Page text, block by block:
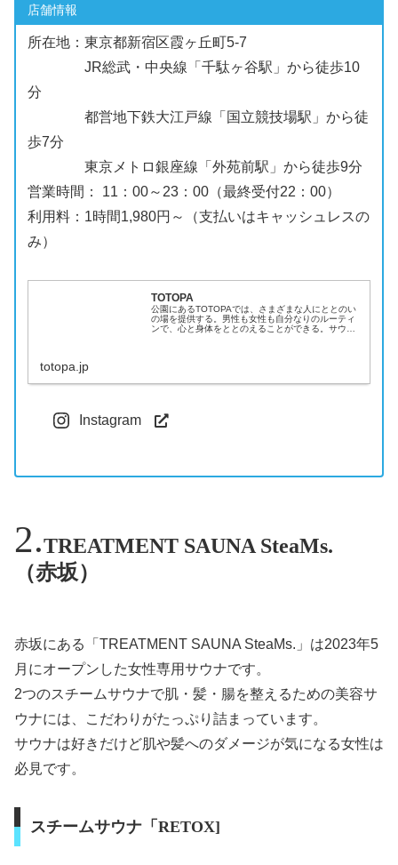
店舗情報
所在地：東京都新宿区霞ヶ丘町5-7
JR総武・中央線「千駄ヶ谷駅」から徒歩10
分
都営地下鉄大江戸線「国立競技場駅」から徒
歩7分
東京メトロ銀座線「外苑前駅」から徒歩9分
営業時間： 11：00～23：00（最終受付22：00）
利用料：1時間1,980円～（支払いはキャッシュレスの
み）
TOTOPA
公園にあるTOTOPAでは、さまざまな人にととのい
の場を提供する。男性も女性も自分なりのルーティ
ンで、心と身体をととのえることができる。サウナ
totopa.jp
Instagram
TREATMENT SAUNA SteaMs.
（赤坂）
赤坂にある「TREATMENT SAUNA SteaMs.」は2023年5
月にオープンした女性専用サウナです。
2つのスチームサウナで肌・髪・腸を整えるための美容サ
ウナには、こだわりがたっぷり詰まっています。
サウナは好きだけど肌や髪へのダメージが気になる女性は
必見です。
スチームサウナ「RETOX]